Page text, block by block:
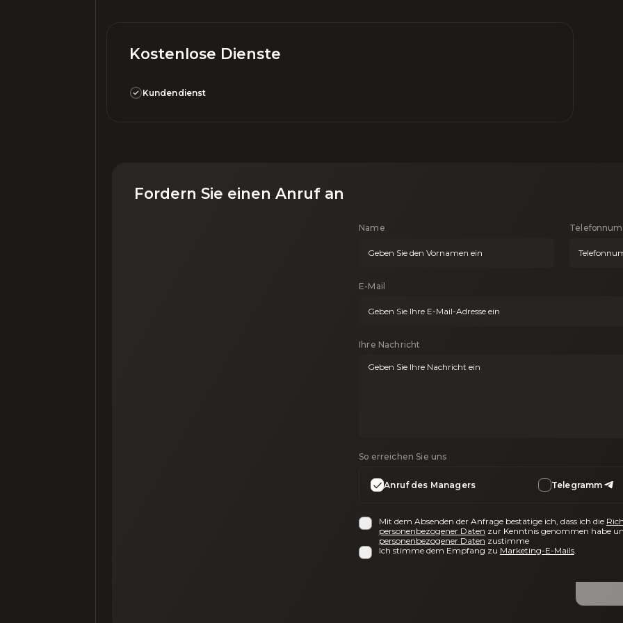
Kostenlose Dienste
Kundendienst
Fordern Sie einen Anruf an
Name
E-Mail
Ihre Nachricht
So erreichen Sie uns
Anruf des Managers Telegramm
Mit dem Absenden der Anfrage bestätige ich, dass ich die
personenbezogener Daten zur Kenntnis genommen habe
personenbezogener Daten zustimme
Ich stimme dem Empfang zu Marketing-E-Mails.